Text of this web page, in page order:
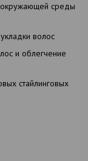
окружающей среды
волос
и облегчение
стайлинговых